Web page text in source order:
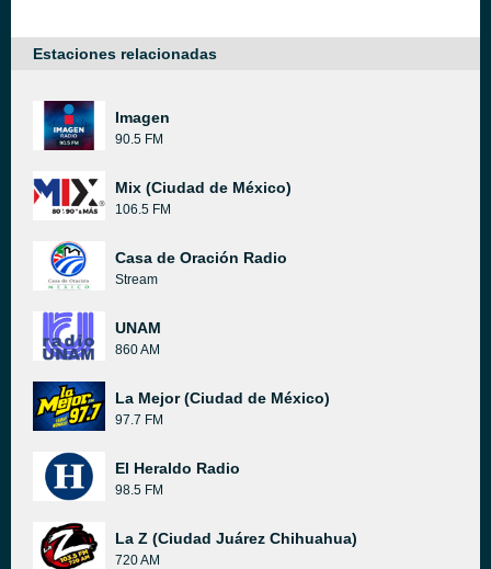
Estaciones relacionadas
Imagen
90.5 FM
Mix (Ciudad de México)
106.5 FM
Casa de Oración Radio
Stream
UNAM
860 AM
La Mejor (Ciudad de México)
97.7 FM
El Heraldo Radio
98.5 FM
La Z (Ciudad Juárez Chihuahua)
720 AM